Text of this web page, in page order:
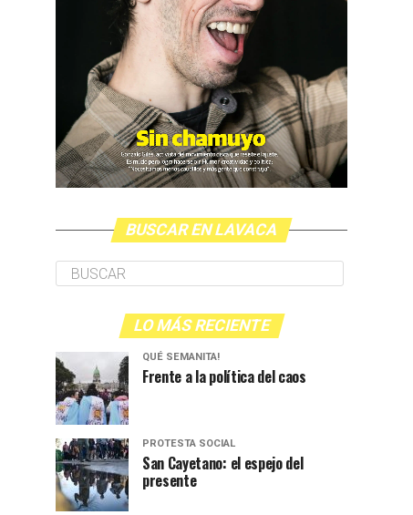
BUSCAR EN LAVACA
LO MÁS RECIENTE
QUÉ SEMANITA!
Frente a la política del caos
PROTESTA SOCIAL
San Cayetano: el espejo del
presente